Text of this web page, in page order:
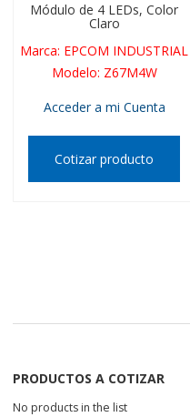
Módulo de 4 LEDs, Color
Claro
Marca: EPCOM INDUSTRIAL
Modelo: Z67M4W
Acceder a mi Cuenta
Cotizar producto
PRODUCTOS A COTIZAR
No products in the list